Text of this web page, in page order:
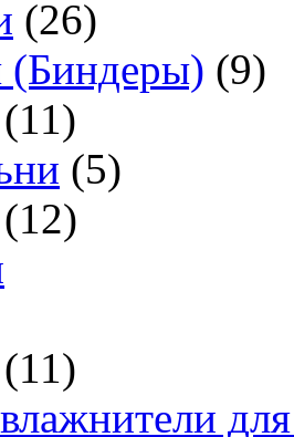
(26)
(9)
(11)
(5)
(12)
(11)